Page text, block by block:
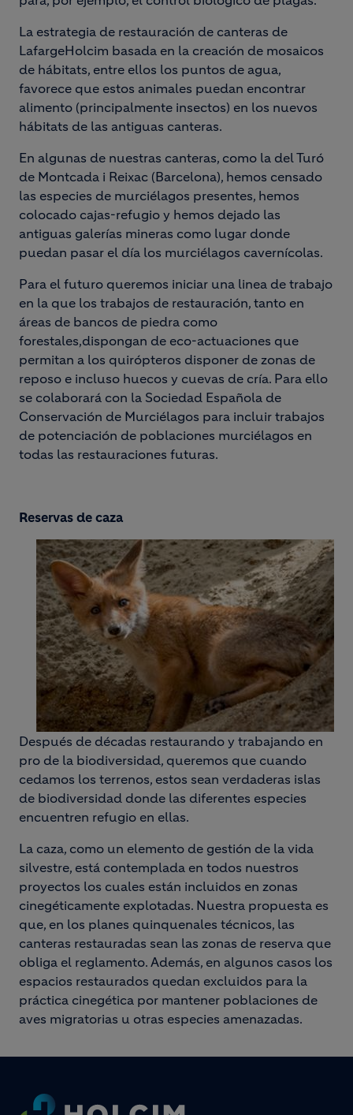
La estrategia de restauración de canteras de
LafargeHolcim basada en la creación de mosaicos
de hábitats, entre ellos los puntos de agua,
favorece que estos animales puedan encontrar
alimento (principalmente insectos) en los nuevos
hábitats de las antiguas canteras.
En algunas de nuestras canteras, como la del Turó
de Montcada i Reixac (Barcelona), hemos censado
las especies de murciélagos presentes, hemos
colocado cajas-refugio y hemos dejado las
antiguas galerías mineras como lugar donde
puedan pasar el día los murciélagos cavernícolas.
Para el futuro queremos iniciar una linea de trabajo
en la que los trabajos de restauración, tanto en
áreas de bancos de piedra como
forestales,dispongan de eco-actuaciones que
permitan a los quirópteros disponer de zonas de
reposo e incluso huecos y cuevas de cría. Para ello
se colaborará con la Sociedad Española de
Conservación de Murciélagos para incluir trabajos
de potenciación de poblaciones murciélagos en
todas las restauraciones futuras.
Reservas de caza
Después de décadas restaurando y trabajando en
pro de la biodiversidad, queremos que cuando
cedamos los terrenos, estos sean verdaderas islas
de biodiversidad donde las diferentes especies
encuentren refugio en ellas.
La caza, como un elemento de gestión de la vida
silvestre, está contemplada en todos nuestros
proyectos los cuales están incluidos en zonas
cinegéticamente explotadas. Nuestra propuesta es
que, en los planes quinquenales técnicos, las
canteras restauradas sean las zonas de reserva que
obliga el reglamento. Además, en algunos casos los
espacios restaurados quedan excluidos para la
práctica cinegética por mantener poblaciones de
aves migratorias u otras especies amenazadas.
Footer